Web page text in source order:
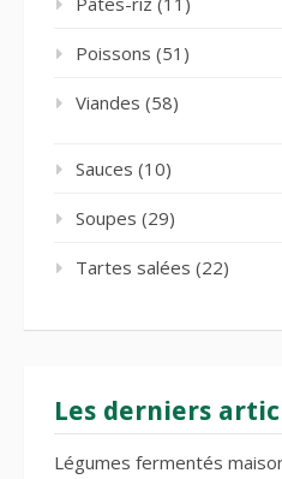
Poissons (51)
Viandes (58)
Sauces (10)
Soupes (29)
Tartes salées (22)
Les derniers
Légumes fermentés